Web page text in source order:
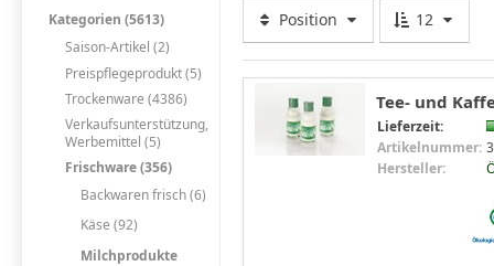
Kategorien (5613)
Saison-Artikel (2)
Preispflegeprodukt (5)
Trockenware (4386)
Verkaufsunterstützung,
Werbemittel (5)
Frischware (356)
Backwaren frisch (6)
Käse (92)
Milchprodukte
Position 12
Tee- und
Lieferzeit:
Artikelnummer:
Hersteller: